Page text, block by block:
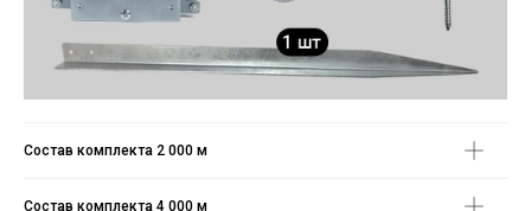
Состав комплекта 2 000 м
Состав комплекта 4 000 м